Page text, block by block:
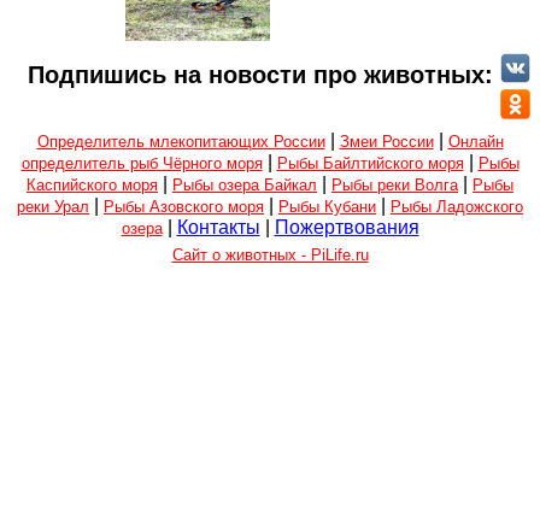
Подпишись на новости про животных:
Определитель млекопитающих России| Змеи России| Онлайн
определитель рыб Чёрного моря| Рыбы Байлтийского моря|
Рыбы
Каспийского моря
Рыбы озера Байкал Рыбы реки Волга
Рыбы
реки Урал
Рыбы Азовского моря Рыбы Кубани
Рыбы Ладожского
озера| Контакты Пожертвования
Сайт о животных - PiLife.ru